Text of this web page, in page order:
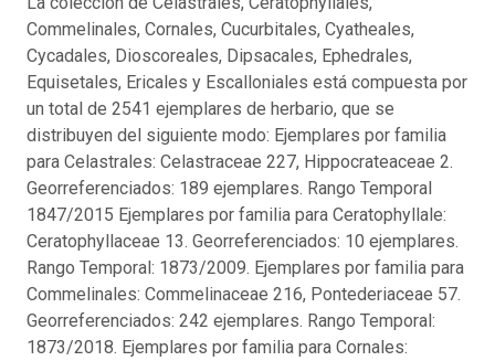
Commelinales, Cornales, Cucurbitales, Cyatheales,
Cycadales, Dioscoreales, Dipsacales, Ephedrales,
Equisetales, Ericales y Escalloniales está compuesta por
un total de 2541 ejemplares de herbario, que se
distribuyen del siguiente modo: Ejemplares por familia
para Celastrales: Celastraceae 227, Hippocrateaceae 2.
Georreferenciados: 189 ejemplares. Rango Temporal
1847/2015 Ejemplares por familia para Ceratophyllale:
Ceratophyllaceae 13. Georreferenciados: 10 ejemplares.
Rango Temporal: 1873/2009. Ejemplares por familia para
Commelinales: Commelinaceae 216, Pontederiaceae 57.
Georreferenciados: 242 ejemplares. Rango Temporal:
1873/2018. Ejemplares por familia para Cornales: